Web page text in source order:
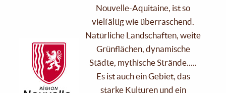
Nouvelle-Aquitaine, ist so
vielfältig wie überraschend.
Natürliche Landschaften, weite
Grünflächen, dynamische
Städte, mythische Strände.....
Es ist auch ein Gebiet, das
starke Kulturen und ein